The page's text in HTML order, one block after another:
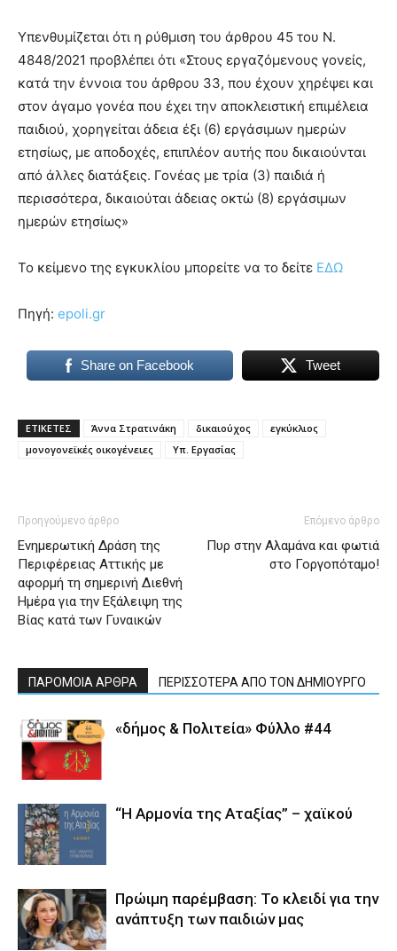
Υπενθυμίζεται ότι η ρύθμιση του άρθρου 45 του Ν.
4848/2021 προβλέπει ότι «Στους εργαζόμενους γονείς,
κατά την έννοια του άρθρου 33, που έχουν χηρέψει και
στον άγαμο γονέα που έχει την αποκλειστική επιμέλεια
παιδιού, χορηγείται άδεια έξι (6) εργάσιμων ημερών
ετησίως, με αποδοχές, επιπλέον αυτής που δικαιούνται
από άλλες διατάξεις. Γονέας με τρία (3) παιδιά ή
περισσότερα, δικαιούται άδειας οκτώ (8) εργάσιμων
ημερών ετησίως»
Το κείμενο της εγκυκλίου μπορείτε να το δείτε ΕΔΩ
Πηγή: epoli.gr
Share on Facebook Tweet
ΕΤΙΚΕΤΕΣ Άννα Στρατινάκη δικαιούχος
εγκύκλιος
μονογονεϊκές οικογένειες
Υπ. Εργασίας
Προηγούμενο άρθρο
Ενημερωτική Δράση της
Περιφέρειας Αττικής με
αφορμή τη σημερινή Διεθνή
Ημέρα για την Εξάλειψη της
Βίας κατά των Γυναικών
Επόμενο άρθρο
Πυρ στην Αλαμάνα και φωτιά
στο Γοργοπόταμο!
ΠΑΡΟΜΟΙΑ ΑΡΘΡΑ ΠΕΡΙΣΣΟΤΕΡΑ ΑΠΟ ΤΟΝ ΔΗΜΙΟΥΡΓΟ
«δήμος & Πολιτεία» Φύλλο #44
“Η Αρμονία της Αταξίας” – χαϊκού
Πρώιμη παρέμβαση: Το κλειδί για την
ανάπτυξη των παιδιών µας